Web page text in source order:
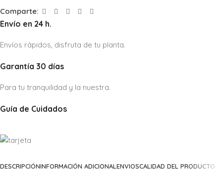
Comparte:
Envío en 24 h.
Envíos rápidos, disfruta de tu planta.
Garantía 30 días
Para tu tranquilidad y la nuestra.
Guía de Cuidados
DESCRIPCIÓNINFORMACIÓN ADICIONALENVIOSCALIDAD DEL PRODUCTO